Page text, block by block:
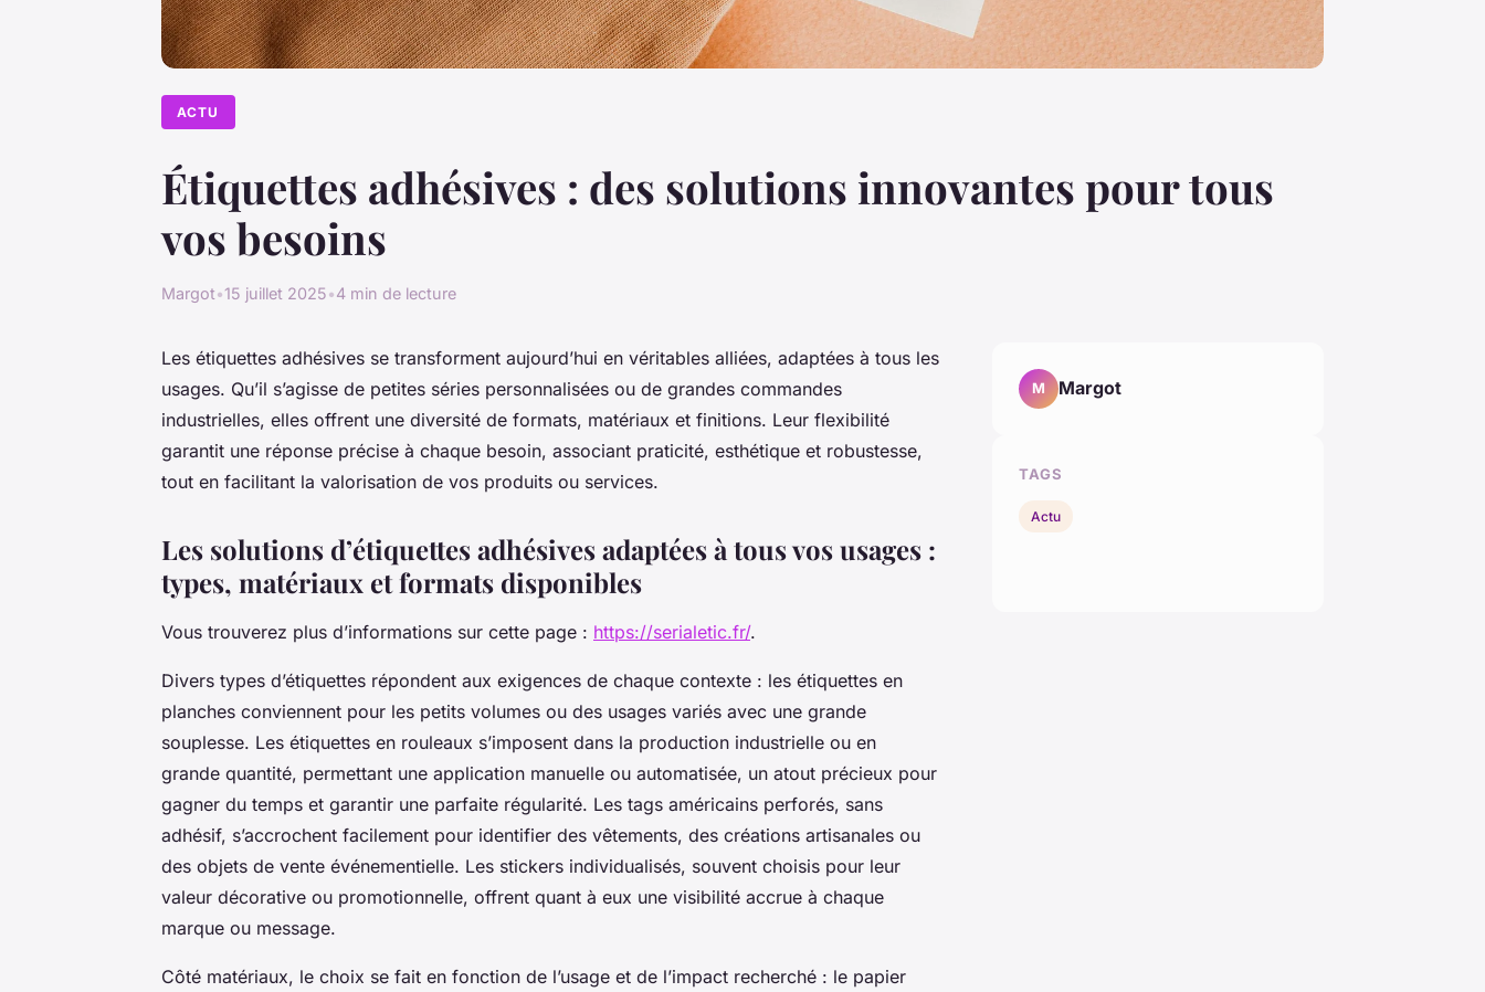
ACTU
Étiquettes adhésives : des solutions innovantes pour tous
vos besoins
Margot•15 juillet 2025•4 min de lecture
Les étiquettes adhésives se transforment aujourd’hui en véritables alliées, adaptées à tous les
usages. Qu’il s’agisse de petites séries personnalisées ou de grandes commandes
industrielles, elles offrent une diversité de formats, matériaux et finitions. Leur flexibilité
garantit une réponse précise à chaque besoin, associant praticité, esthétique et robustesse,
tout en facilitant la valorisation de vos produits ou services.
Les solutions d’étiquettes adhésives adaptées à tous vos usages :
types, matériaux et formats disponibles
Vous trouverez plus d’informations sur cette page : https://serialetic.fr/.
Divers types d’étiquettes répondent aux exigences de chaque contexte : les étiquettes en
planches conviennent pour les petits volumes ou des usages variés avec une grande
souplesse. Les étiquettes en rouleaux s’imposent dans la production industrielle ou en
grande quantité, permettant une application manuelle ou automatisée, un atout précieux pour
gagner du temps et garantir une parfaite régularité. Les tags américains perforés, sans
adhésif, s’accrochent facilement pour identifier des vêtements, des créations artisanales ou
des objets de vente événementielle. Les stickers individualisés, souvent choisis pour leur
valeur décorative ou promotionnelle, offrent quant à eux une visibilité accrue à chaque
marque ou message.
Côté matériaux, le choix se fait en fonction de l’usage et de l’impact recherché : le papier
M Margot
TAGS
Actu